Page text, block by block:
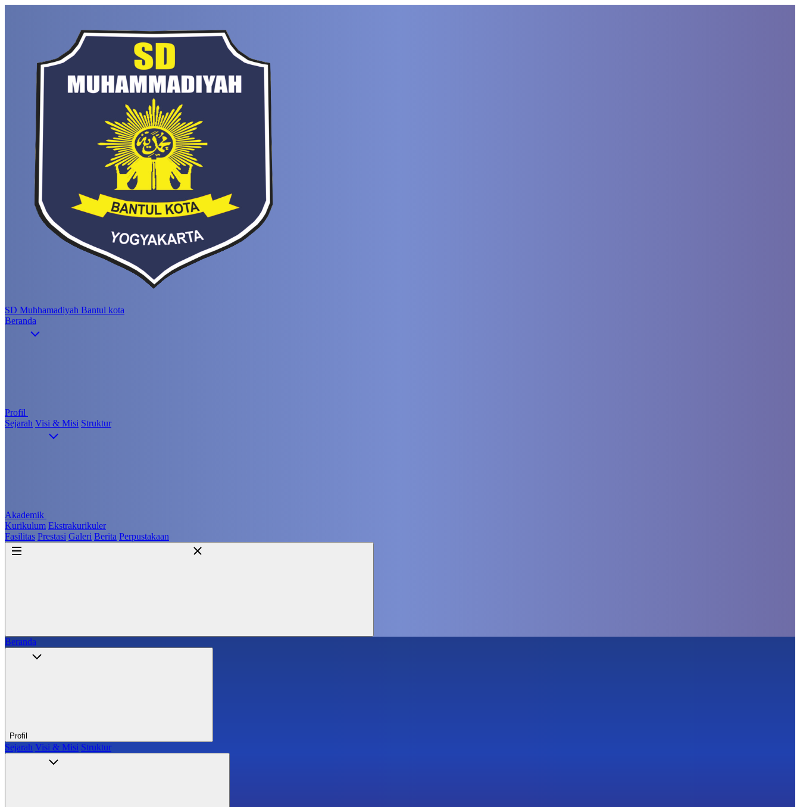
SD Muhhamadiyah Bantul kota
Beranda
Profil
Sejarah Visi & Misi Struktur
Akademik
Kurikulum Ekstrakurikuler
Fasilitas Prestasi Galeri Berita Perpustakaan
Beranda
Profil
Sejarah Visi & Misi Struktur